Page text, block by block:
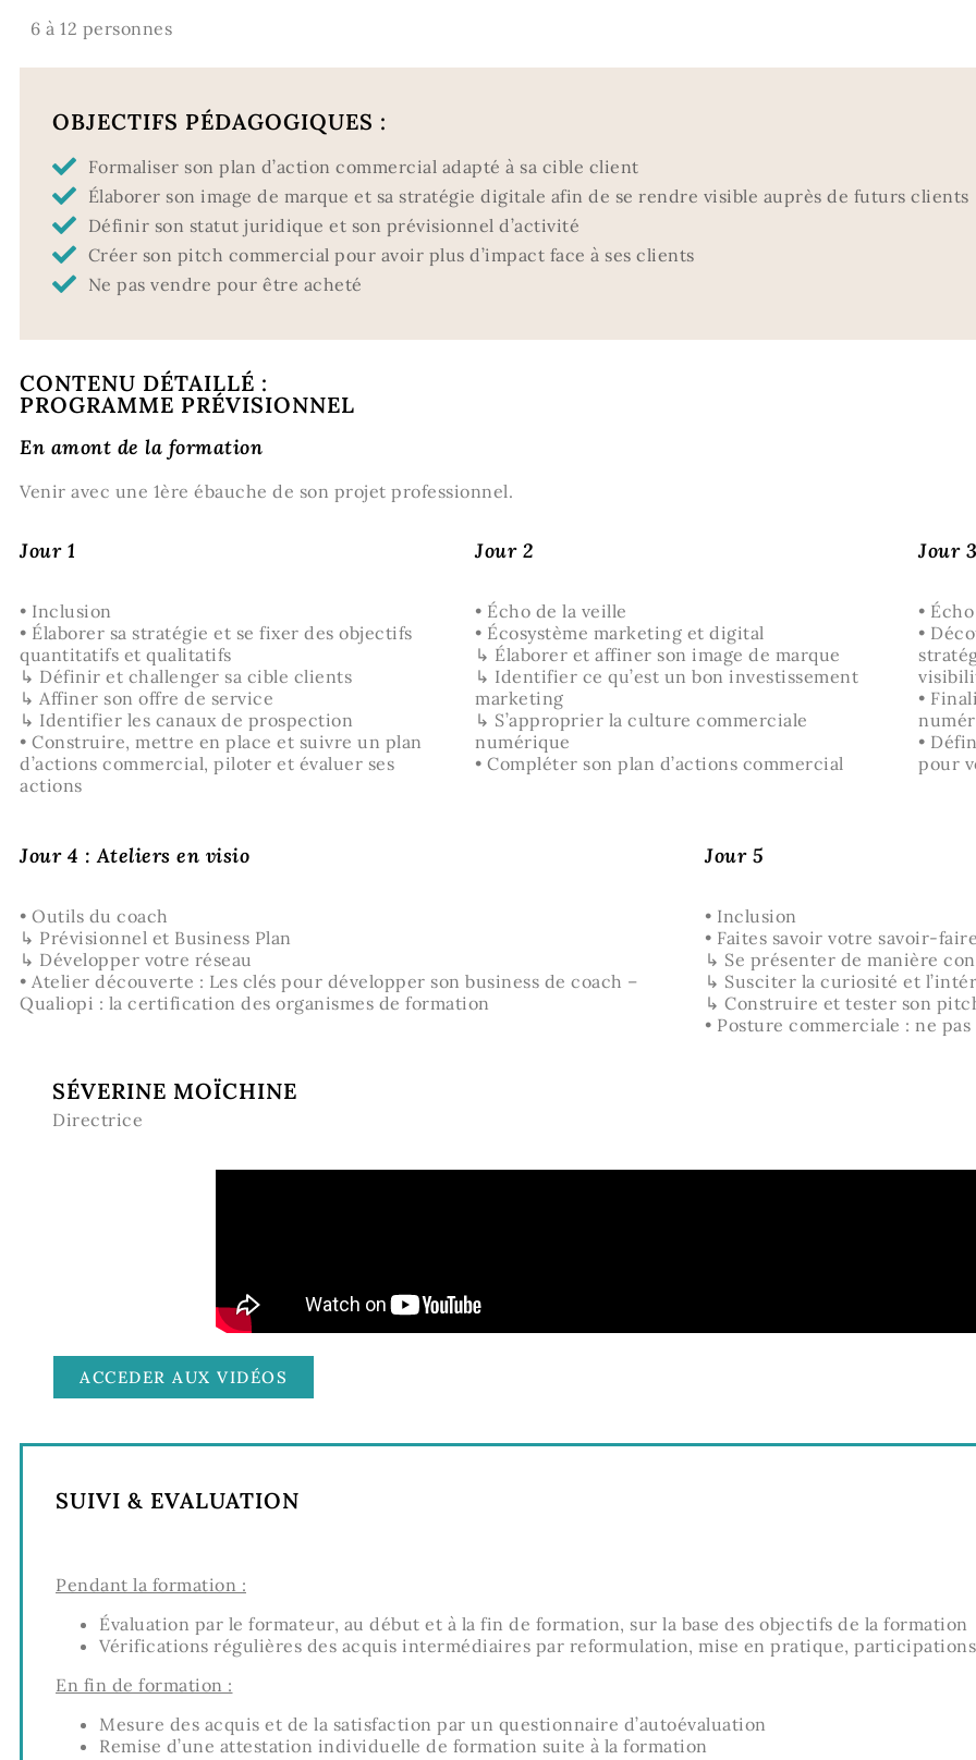
6 à 12 personnes
OBJECTIFS PÉDAGOGIQUES :
Formaliser son plan d’action commercial adapté à sa cible client
Élaborer son image de marque et sa stratégie digitale afin de se rendre visible auprès de futurs clients
Définir son statut juridique et son prévisionnel d’activité
Créer son pitch commercial pour avoir plus d’impact face à ses clients
Ne pas vendre pour être acheté
CONTENU DÉTAILLÉ :
PROGRAMME PRÉVISIONNEL
En amont de la formation
Venir avec une 1ère ébauche de son projet professionnel.
Jour 1
• Inclusion
• Élaborer sa stratégie et se fixer des objectifs
quantitatifs et qualitatifs
↳ Définir et challenger sa cible clients
↳ Affiner son offre de service
↳ Identifier les canaux de prospection
• Construire, mettre en place et suivre un plan
d’actions commercial, piloter et évaluer ses
actions
Jour 2
• Écho de la veille
• Écosystème marketing et digital
↳ Élaborer et affiner son image de marque
↳ Identifier ce qu’est un bon investissement
marketing
↳ S’approprier la culture commerciale
numérique
• Compléter son plan d’actions commercial
Jour
•
•
•
•
pour
Jour 4 : Ateliers en visio
• Outils du coach
↳ Prévisionnel et Business Plan
↳ Développer votre réseau
• Atelier découverte : Les clés pour développer son business de coach –
Qualiopi : la certification des organismes de formation
Jour 5
• Inclusion
• Faites savoir votre savoir-
↳ Se présenter de manière
↳ Susciter la curiosité et
↳ Construire et tester son
• Posture commerciale : ne
SÉVERINE MOÏCHINE
Directrice
ACCEDER AUX VIDÉOS
SUIVI & EVALUATION
Pendant la formation :
Évaluation par le formateur, au début et à la fin de formation, sur la base des objectifs de la formation
Vérifications régulières des acquis intermédiaires par reformulation, mise en pratique,
En fin de formation :
Mesure des acquis et de la satisfaction par un questionnaire d’autoévaluation
Remise d’une attestation individuelle de formation suite à la formation